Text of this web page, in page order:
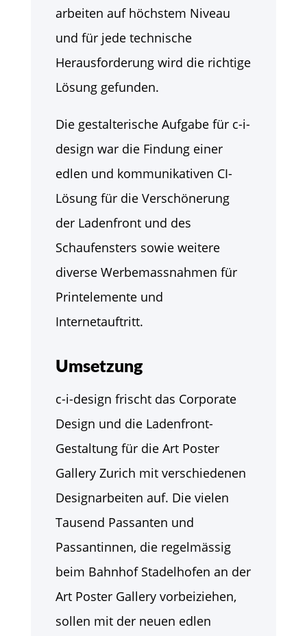
arbeiten auf höchstem Niveau
und für jede technische
Herausforderung wird die richtige
Lösung gefunden.
Die gestalterische Aufgabe für c-i-
design war die Findung einer
edlen und kommunikativen CI-
Lösung für die Verschönerung
der Ladenfront und des
Schaufensters sowie weitere
diverse Werbemassnahmen für
Printelemente und
Internetauftritt.
Umsetzung
c-i-design frischt das Corporate
Design und die Ladenfront-
Gestaltung für die Art Poster
Gallery Zurich mit verschiedenen
Designarbeiten auf. Die vielen
Tausend Passanten und
Passantinnen, die regelmässig
beim Bahnhof Stadelhofen an der
Art Poster Gallery vorbeiziehen,
sollen mit der neuen edlen